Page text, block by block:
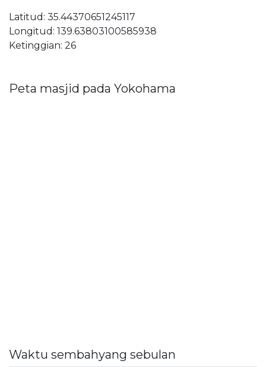
Latitud: 35.44370651245117
Longitud: 139.63803100585938
Ketinggian: 26
Peta masjid pada Yokohama
Waktu sembahyang sebulan